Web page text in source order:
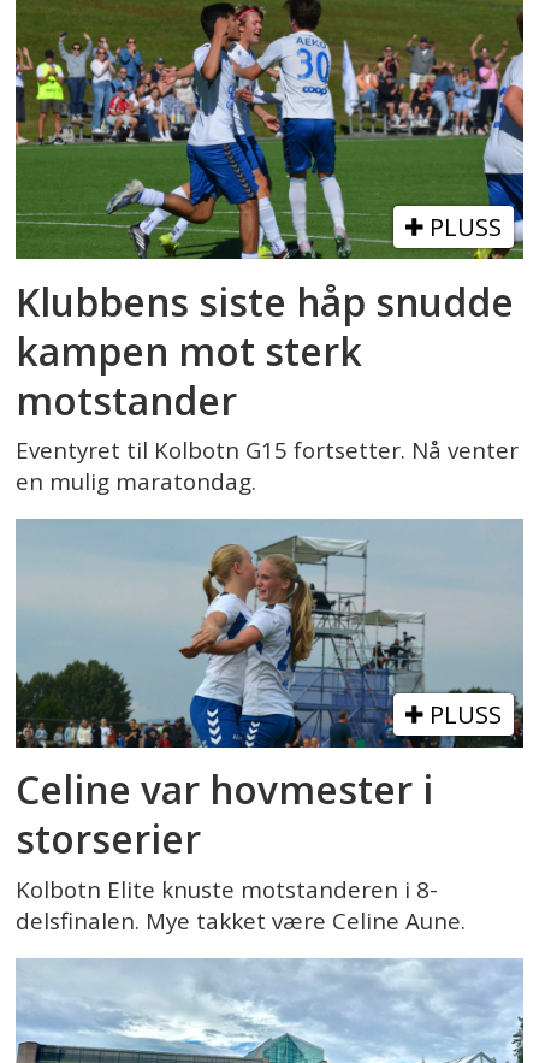
PLUSS
Klubbens siste håp snudde
kampen mot sterk
motstander
Eventyret til Kolbotn G15 fortsetter. Nå venter
en mulig maratondag.
PLUSS
Celine var hovmester i
storserier
Kolbotn Elite knuste motstanderen i 8-
delsfinalen. Mye takket være Celine Aune.